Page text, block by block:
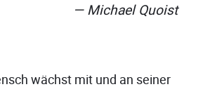
Michael Quoist
wächst mit und an seiner